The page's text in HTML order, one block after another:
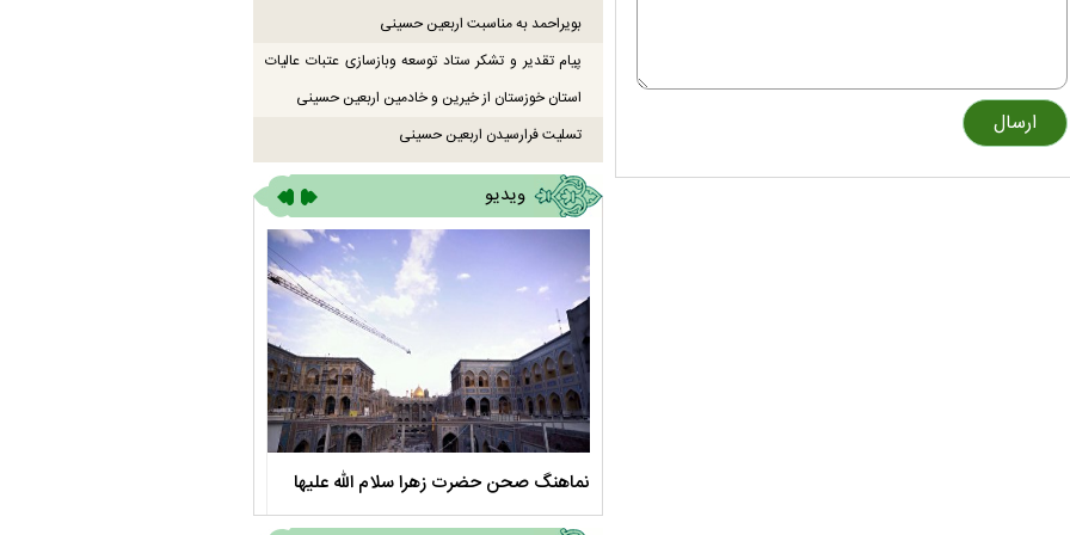
بویراحمد به مناسبت اربعین حسینی
پیام تقدیر و تشکر ستاد توسعه وبازسازی عتبات عالیات
استان خوزستان از خیرین و خادمین اربعین حسینی
تسلیت فرارسیدن اربعین حسینی
ویدیو
نماهنگ صحن حضرت زهرا سلام الله علیها